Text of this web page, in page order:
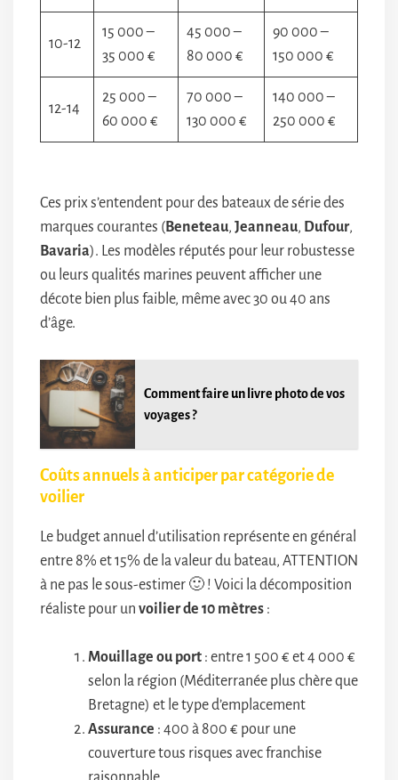
10-12
15 000 –
35 000 €
45 000 –
80 000 €
90 000 –
150 000 €
12-14
25 000 –
60 000 €
70 000 –
130 000 €
140 000 –
250 000 €
Ces prix s’entendent pour des bateaux de série des
marques courantes (Beneteau, Jeanneau, Dufour,
Bavaria). Les modèles réputés pour leur robustesse
ou leurs qualités marines peuvent afficher une
décote bien plus faible, même avec 30 ou 40 ans
d’âge.
Comment faire un livre photo de vos
voyages ?
Coûts annuels à anticiper par catégorie de
voilier
Le budget annuel d’utilisation représente en général
entre 8% et 15% de la valeur du bateau, ATTENTION
à ne pas le sous-estimer 🙂 ! Voici la décomposition
réaliste pour un voilier de 10 mètres :
Mouillage ou port : entre 1 500 € et 4 000 €
selon la région (Méditerranée plus chère que
Bretagne) et le type d’emplacement
Assurance : 400 à 800 € pour une
couverture tous risques avec franchise